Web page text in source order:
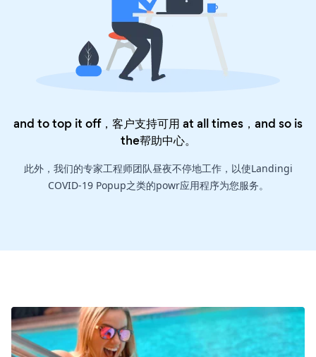
and to top it off，客户支持可用 at all times，and so is
the帮助中心。
此外，我们的专家工程师团队昼夜不停地工作，以使Landingi
COVID-19 Popup之类的powr应用程序为您服务。